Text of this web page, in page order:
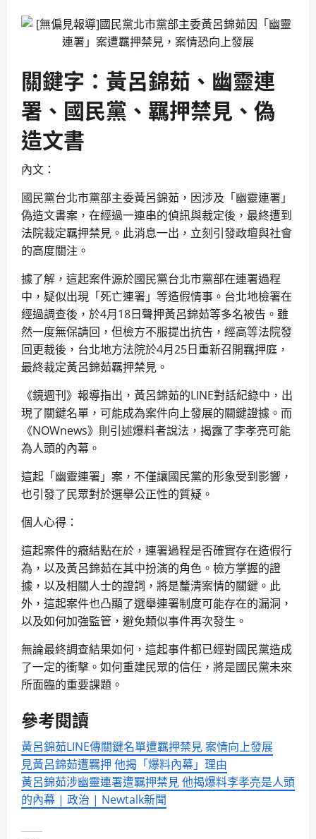
關鍵字：黃呂錦茹、幽靈連
署、國民黨、羈押禁見、偽
造文書
內文：
國民黨台北市黨部主委黃呂錦茹，因涉及「幽靈連署」
偽造文書案，在經過一連串的偵訊與裁定後，最終遭到
法院裁定羈押禁見。此消息一出，立刻引發政壇與社會
的高度關注。
據了解，這起案件源於國民黨台北市黨部在連署過程
中，疑似出現「死亡連署」等造假情事。台北地檢署在
經過調查後，於4月18日聲押黃呂錦茹等多名被告。雖
然一度無保請回，但檢方不服提出抗告，經高等法院發
回更裁後，台北地方法院於4月25日重新召開羈押庭，
最終裁定黃呂錦茹羈押禁見。
《鏡週刊》報導指出，黃呂錦茹的LINE對話紀錄中，出
現了關鍵名單，可能成為案件向上發展的關鍵證據。而
《NOWnews》則引述爆料者說法，揭露了李孝亮可能
為人頭的內幕。
這起「幽靈連署」案，不僅讓國民黨的形象受到影響，
也引發了民眾對於選舉公正性的質疑。
個人心得：
這起案件的癥結點在於，連署過程是否確實存在造假行
為，以及黃呂錦茹在其中扮演的角色。檢方掌握的證
據，以及相關人士的證詞，將是釐清案情的關鍵。此
外，這起案件也凸顯了選舉連署制度可能存在的漏洞，
以及如何加強監管，避免類似事件再次發生。
無論最終調查結果如何，這起事件都已經對國民黨造成
了一定的衝擊。如何重建民眾的信任，將是國民黨未來
所面臨的重要課題。
參考閱讀
黃呂錦茹LINE傳關鍵名單遭羈押禁見 案情向上發展
見黃呂錦茹遭羈押 他揭「爆料內幕」理由
黃呂錦茹涉幽靈連署遭羈押禁見 他揭爆料李孝亮是人頭
的內幕 | 政治 | Newtalk新聞